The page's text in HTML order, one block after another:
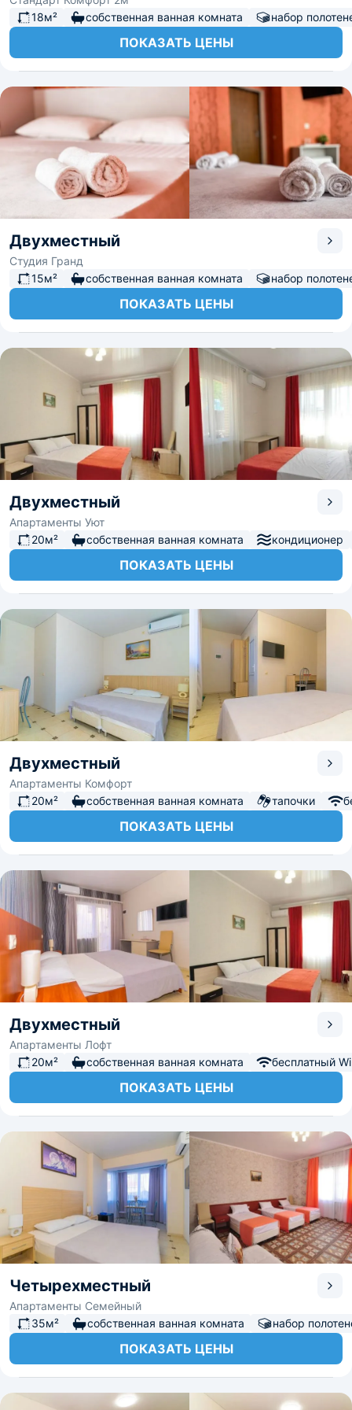
18м²
собственная ванная комната набор
ПОКАЗАТЬ ЦЕНЫ
Двухместный
Студия Гранд
15м²
собственная ванная комната набор
ПОКАЗАТЬ ЦЕНЫ
Двухместный
Апартаменты Уют
20м²
собственная ванная комната кондиционер
ПОКАЗАТЬ ЦЕНЫ
Двухместный
Апартаменты Комфорт
20м²
собственная ванная комната тапочки
ПОКАЗАТЬ ЦЕНЫ
Двухместный
Апартаменты Лофт
20м²
собственная ванная комната бесплатный
ПОКАЗАТЬ ЦЕНЫ
Четырехместный
Апартаменты Семейный
35м²
собственная ванная комната набор
ПОКАЗАТЬ ЦЕНЫ